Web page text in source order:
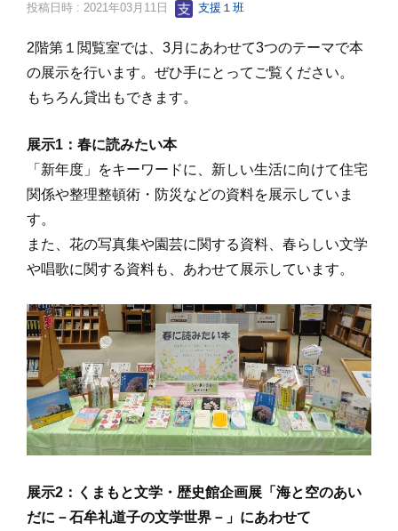
投稿日時 : 2021年03月11日 支援１班
2階第１閲覧室では、3月にあわせて3つのテーマで本
の展示を行います。ぜひ手にとってご覧ください。
もちろん貸出もできます。
展示1：春に読みたい本
「新年度」をキーワードに、新しい生活に向けて住宅
関係や整理整頓術・防災などの資料を展示していま
す。
また、花の写真集や園芸に関する資料、春らしい文学
や唱歌に関する資料も、あわせて展示しています。
展示2：くまもと文学・歴史館企画展「海と空のあい
だに－石牟礼道子の文学世界－ 」にあわせて